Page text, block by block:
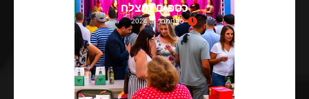
כספים מוצלח
ספטמבר 8, 2024